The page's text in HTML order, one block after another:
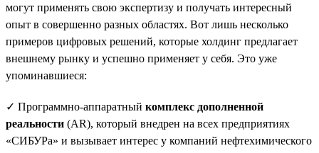
могут применять свою экспертизу и получать интересный
опыт в совершенно разных областях. Вот лишь несколько
примеров цифровых решений, которые холдинг предлагает
внешнему рынку и успешно применяет у себя. Это уже
упоминавшиеся:
✓ Программно-аппаратный комплекс дополненной
реальности (AR), который внедрен на всех предприятиях
«СИБУРа» и вызывает интерес у компаний нефтехимического